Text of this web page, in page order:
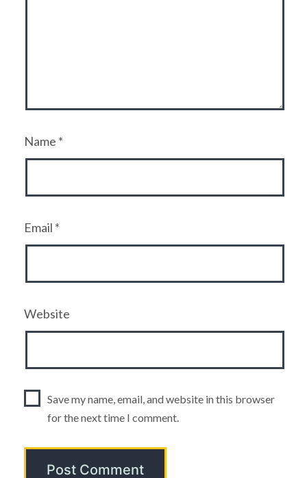
Name *
Email *
Website
Save my name, email, and website in this browser
for the next time I comment.